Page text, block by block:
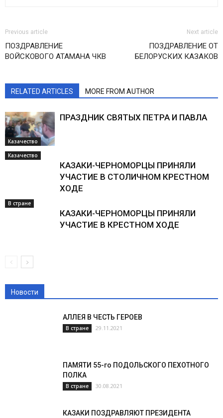
Previous article
ПОЗДРАВЛЕНИЕ
ВОЙСКОВОГО АТАМАНА ЧКВ
Next article
ПОЗДРАВЛЕНИЕ ОТ
БЕЛОРУСКИХ КАЗАКОВ
RELATED ARTICLES MORE FROM AUTHOR
Казачество
ПРАЗДНИК СВЯТЫХ ПЕТРА И ПАВЛА
Казачество
КАЗАКИ-ЧЕРНОМОРЦЫ ПРИНЯЛИ
УЧАСТИЕ В СТОЛИЧНОМ КРЕСТНОМ
ХОДЕ
В стране
КАЗАКИ-ЧЕРНОМОРЦЫ ПРИНЯЛИ
УЧАСТИЕ В КРЕСТНОМ ХОДЕ
Новости
АЛЛЕЯ В ЧЕСТЬ ГЕРОЕВ
В стране 29.11.2021
ПАМЯТИ 55-го ПОДОЛЬСКОГО ПЕХОТНОГО
ПОЛКА
В стране 30.08.2021
КАЗАКИ ПОЗДРАВЛЯЮТ ПРЕЗИДЕНТА